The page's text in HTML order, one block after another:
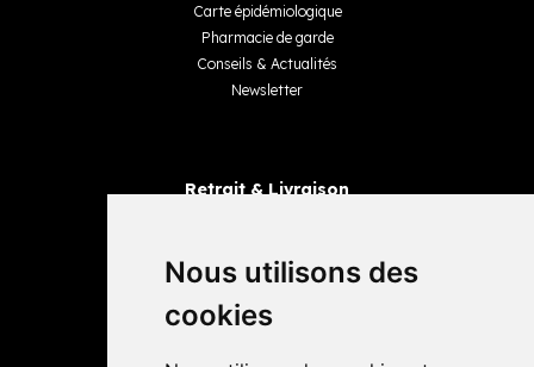
Nous utilisons des
cookies
Carte épidémiologique
Pharmacie de garde
Conseils & Actualités
Newsletter
Retrait & Livraison
Livraisons